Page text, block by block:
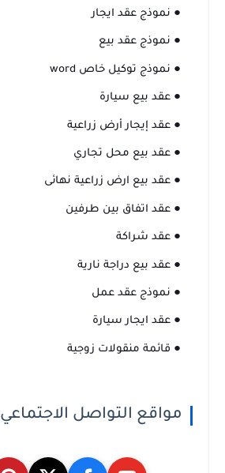
● نموذج عقد ايجار
● نموذج عقد بيع
● نموذج توكيل خاص word
● عقد بيع سيارة
● عقد إيجار أرض زراعية
● عقد بيع محل تجاري
● عقد بيع ارض زراعية نهائى
● عقد اتفاق بين طرفين
● عقد شراكة
● عقد بيع دراجة نارية
● نموذج عقد عمل
● عقد ايجار سيارة
● قائمة منقولات زوجية
مواقع التواصل الاجتماعي